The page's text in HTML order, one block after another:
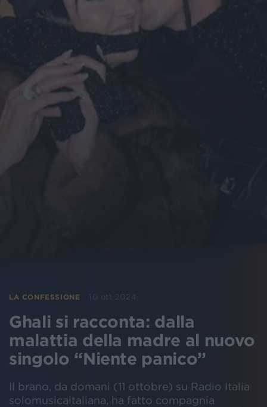
LA CONFESSIONE 10 ott 2024
Ghali si racconta: dalla
malattia della madre al nuovo
singolo “Niente panico”
Il brano, da domani (11 ottobre) su Radio Italia
solomusicaitaliana, ha fatto compagnia